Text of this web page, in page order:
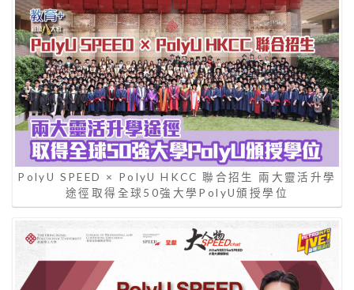
PolyU SPEED × PolyU HKCC 聯合招生 兩大靈活升學
途徑取得全球50強大學PolyU頒授學位